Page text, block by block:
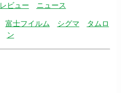
レビュー ニュース
富士フイルム シグマ
タムロ
ン